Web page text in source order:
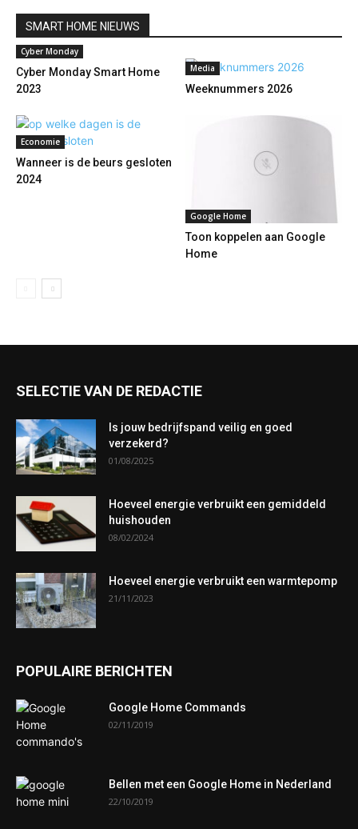
SMART HOME NIEUWS
Cyber Monday
Cyber Monday Smart Home
2023
Media
Weeknummers 2026
Economie
Wanneer is de beurs gesloten
2024
Google Home
Toon koppelen aan Google
Home
SELECTIE VAN DE REDACTIE
Is jouw bedrijfspand veilig en goed
verzekerd?
01/08/2025
Hoeveel energie verbruikt een gemiddeld
huishouden
08/02/2024
Hoeveel energie verbruikt een warmtepomp
21/11/2023
POPULAIRE BERICHTEN
Google Home Commands
02/11/2019
Bellen met een Google Home in Nederland
22/10/2019